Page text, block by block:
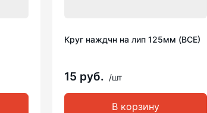
Круг наждчн на лип 125мм (ВСЕ)
15 руб. /шт
В корзину